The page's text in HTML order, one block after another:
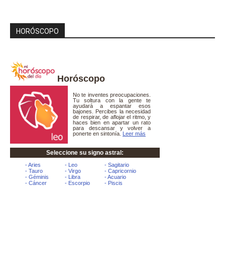
HORÓSCOPO
Horóscopo